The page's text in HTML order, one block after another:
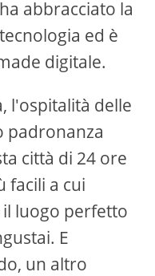
ha abbracciato la
tecnologia ed è
digitale.
l'ospitalità delle
padronanza
città di 24 ore
facili a cui
il luogo perfetto
E
un altro